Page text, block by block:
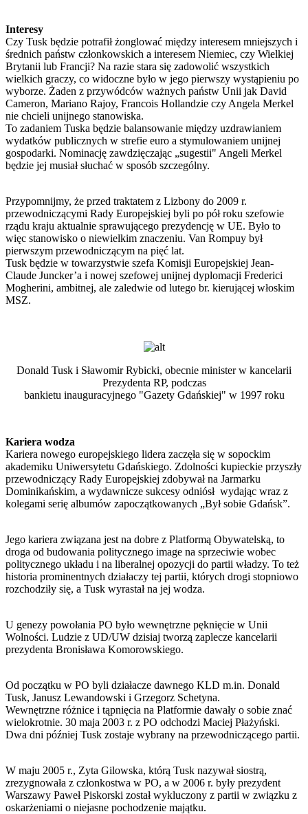
Interesy
Czy Tusk będzie potrafił żonglować między interesem mniejszych i
średnich państw członkowskich a interesem Niemiec, czy Wielkiej
Brytanii lub Francji? Na razie stara się zadowolić wszystkich
wielkich graczy, co widoczne było w jego pierwszy wystąpieniu po
wyborze. Żaden z przywódców ważnych państw Unii jak David
Cameron, Mariano Rajoy, Francois Hollandzie czy Angela Merkel
nie chcieli unijnego stanowiska.
To zadaniem Tuska będzie balansowanie między uzdrawianiem
wydatków publicznych w strefie euro a stymulowaniem unijnej
gospodarki. Nominację zawdzięczając „sugestii" Angeli Merkel
będzie jej musiał słuchać w sposób szczególny.
Przypomnijmy, że przed traktatem z Lizbony do 2009 r.
przewodniczącymi Rady Europejskiej byli po pół roku szefowie
rządu kraju aktualnie sprawującego prezydencję w UE. Było to
więc stanowisko o niewielkim znaczeniu. Van Rompuy był
pierwszym przewodniczącym na pięć lat.
Tusk będzie w towarzystwie szefa Komisji Europejskiej Jean-
Claude Juncker’a i nowej szefowej unijnej dyplomacji Frederici
Mogherini, ambitnej, ale zaledwie od lutego br. kierującej włoskim
MSZ.
Donald Tusk i Sławomir Rybicki, obecnie minister w kancelarii
Prezydenta RP, podczas
bankietu inauguracyjnego "Gazety Gdańskiej" w 1997 roku
Kariera wodza
Kariera nowego europejskiego lidera zaczęła się w sopockim
akademiku Uniwersytetu Gdańskiego. Zdolności kupieckie przyszły
przewodniczący Rady Europejskiej zdobywał na Jarmarku
Dominikańskim, a wydawnicze sukcesy odniósł wydając wraz z
kolegami serię albumów zapoczątkowanych „Był sobie Gdańsk”.
Jego kariera związana jest na dobre z Platformą Obywatelską, to
droga od budowania politycznego image na sprzeciwie wobec
politycznego układu i na liberalnej opozycji do partii władzy. To też
historia prominentnych działaczy tej partii, których drogi stopniowo
rozchodziły się, a Tusk wyrastał na jej wodza.
U genezy powołania PO było wewnętrzne pęknięcie w Unii
Wolności. Ludzie z UD/UW dzisiaj tworzą zaplecze kancelarii
prezydenta Bronisława Komorowskiego.
Od początku w PO byli działacze dawnego KLD m.in. Donald
Tusk, Janusz Lewandowski i Grzegorz Schetyna.
Wewnętrzne różnice i tąpnięcia na Platformie dawały o sobie znać
wielokrotnie. 30 maja 2003 r. z PO odchodzi Maciej Płażyński.
Dwa dni później Tusk zostaje wybrany na przewodniczącego partii.
W maju 2005 r., Zyta Gilowska, którą Tusk nazywał siostrą,
zrezygnowała z członkostwa w PO, a w 2006 r. były prezydent
Warszawy Paweł Piskorski został wykluczony z partii w związku z
oskarżeniami o niejasne pochodzenie majątku.